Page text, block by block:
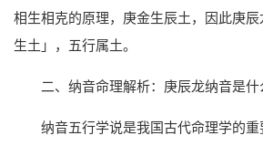
相生相克的原理，庚金生辰土，因此庚
生土」，五行属土。
二、纳音命理解析：庚辰龙纳音是什
纳音五行学说是我国古代命理学的